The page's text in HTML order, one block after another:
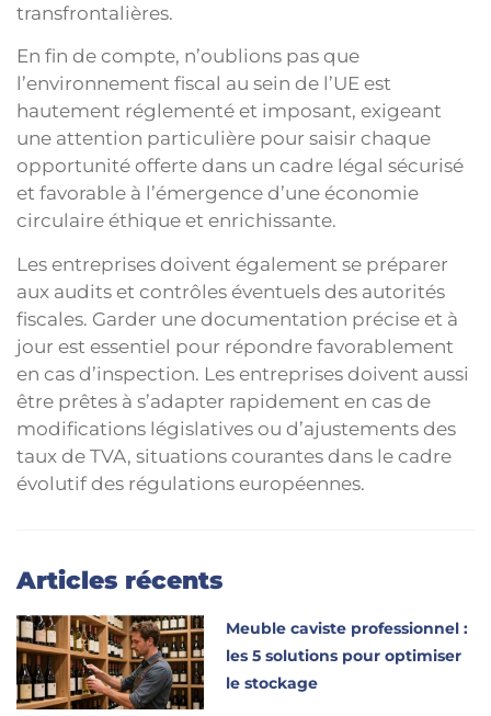
transfrontalières.
En fin de compte, n’oublions pas que
l’environnement fiscal au sein de l’UE est
hautement réglementé et imposant, exigeant
une attention particulière pour saisir chaque
opportunité offerte dans un cadre légal sécurisé
et favorable à l’émergence d’une économie
circulaire éthique et enrichissante.
Les entreprises doivent également se préparer
aux audits et contrôles éventuels des autorités
fiscales. Garder une documentation précise et à
jour est essentiel pour répondre favorablement
en cas d’inspection. Les entreprises doivent aussi
être prêtes à s’adapter rapidement en cas de
modifications législatives ou d’ajustements des
taux de TVA, situations courantes dans le cadre
évolutif des régulations européennes.
Articles récents
Meuble caviste professionnel :
les 5 solutions pour optimiser
le stockage